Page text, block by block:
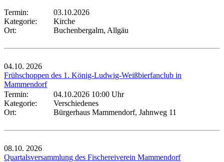
Termin:
03.10.2026
Kategorie:
Kirche
Ort:
Buchenbergalm, Allgäu
04.10. 2026
Frühschoppen des 1. König-Ludwig-Weißbierfanclub in
Mammendorf
Termin:
04.10.2026 10:00 Uhr
Kategorie:
Verschiedenes
Ort:
Bürgerhaus Mammendorf, Jahnweg 11
08.10. 2026
Quartalsversammlung des Fischereiverein Mammendorf